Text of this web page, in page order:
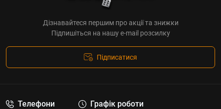
Дізнавайтеся першим про акції та знижки
Підпишіться на нашу e-mail розсилку
Підписатися
Телефони Графік роботи